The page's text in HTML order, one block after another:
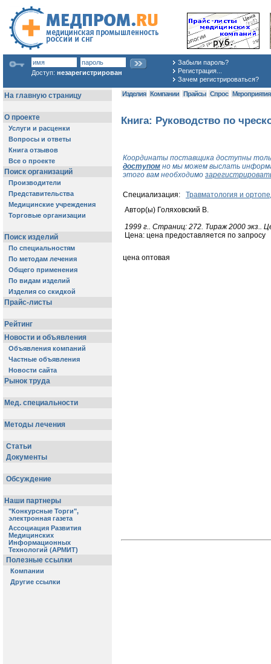
Доступ: незарегистрирован
Забыли пароль?
Регистрация...
Зачем регистрироваться?
Изделия Компании Прайсы Спрос Мероприятия
Книга: Руководство по
Координаты поставщика доступны
доступом но мы можем выслать
этого вам необходимо
Специализация: Травматология и
Автор(ы) Голяховский В.
1999 г.. Cтраниц: 272. Тираж 2000 экз..
Цена: цена предоставляется по запросу
цена оптовая